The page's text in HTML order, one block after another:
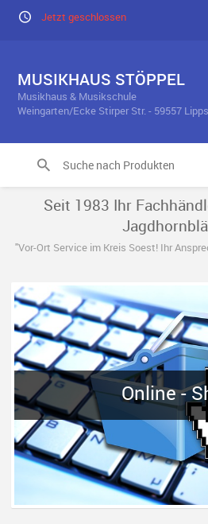
Jetzt geschlossen
MUSIKHAUS STÖPPEL
Musikhaus & Musikschule
Weingarten/Ecke Stirper Str. - 59557
Seit 1983 Ihr
"Vor-Ort Service im Kreis Soest! Ihr
Online -